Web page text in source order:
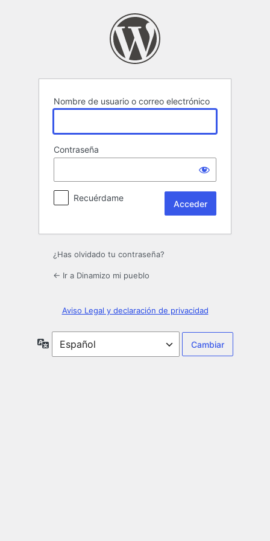
Nombre de usuario o correo electrónico
Contraseña
Recuérdame
¿Has olvidado tu contraseña?
← Ir a Dinamizo mi pueblo
Aviso Legal y declaración de privacidad
Idioma